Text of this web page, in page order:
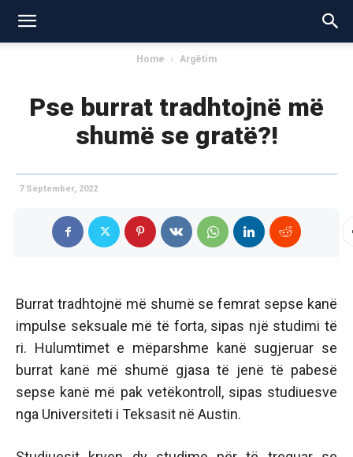
Home Argëtim
Pse burrat tradhtojnë më
shumë se gratë?!
7 September, 2022
Burrat tradhtojnë më shumë se femrat sepse kanë
impulse seksuale më të forta, sipas një studimi të
ri. Hulumtimet e mëparshme kanë sugjeruar se
burrat kanë më shumë gjasa të jenë të pabesë
sepse kanë më pak vetëkontroll, sipas studiuesve
nga Universiteti i Teksasit në Austin.